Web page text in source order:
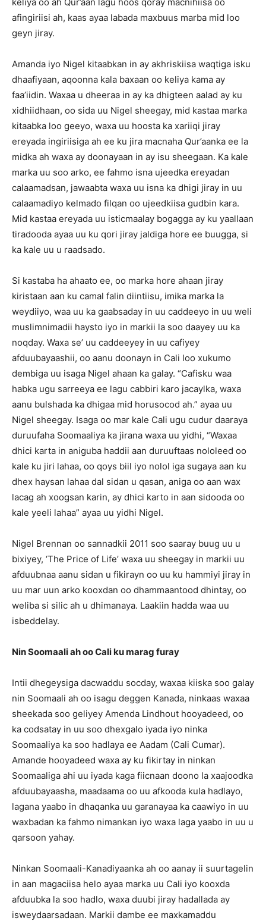
afingiriisi ah, kaas ayaa labada maxbuus marba mid loo
geyn jiray.
Amanda iyo Nigel kitaabkan in ay akhriskiisa waqtiga isku
dhaafiyaan, aqoonna kala baxaan oo keliya kama ay
faa’iidin. Waxaa u dheeraa in ay ka dhigteen aalad ay ku
xidhiidhaan, oo sida uu Nigel sheegay, mid kastaa marka
kitaabka loo geeyo, waxa uu hoosta ka xariiqi jiray
ereyada ingiriisiga ah ee ku jira macnaha Qur’aanka ee la
midka ah waxa ay doonayaan in ay isu sheegaan. Ka kale
marka uu soo arko, ee fahmo isna ujeedka ereyadan
calaamadsan, jawaabta waxa uu isna ka dhigi jiray in uu
calaamadiyo kelmado filqan oo ujeedkiisa gudbin kara.
Mid kastaa ereyada uu isticmaalay bogagga ay ku yaallaan
tiradooda ayaa uu ku qori jiray jaldiga hore ee buugga, si
ka kale uu u raadsado.
Si kastaba ha ahaato ee, oo marka hore ahaan jiray
kiristaan aan ku camal falin diintiisu, imika marka la
weydiiyo, waa uu ka gaabsaday in uu caddeeyo in uu weli
muslimnimadii haysto iyo in markii la soo daayey uu ka
noqday. Waxa se’ uu caddeeyey in uu cafiyey
afduubayaashii, oo aanu doonayn in Cali loo xukumo
dembiga uu isaga Nigel ahaan ka galay. “Cafisku waa
habka ugu sarreeya ee lagu cabbiri karo jacaylka, waxa
aanu bulshada ka dhigaa mid horusocod ah.” ayaa uu
Nigel sheegay. Isaga oo mar kale Cali ugu cudur daaraya
duruufaha Soomaaliya ka jirana waxa uu yidhi, “Waxaa
dhici karta in aniguba haddii aan duruuftaas nololeed oo
kale ku jiri lahaa, oo qoys biil iyo nolol iga sugaya aan ku
dhex haysan lahaa dal sidan u qasan, aniga oo aan wax
lacag ah xoogsan karin, ay dhici karto in aan sidooda oo
kale yeeli lahaa” ayaa uu yidhi Nigel.
Nigel Brennan oo sannadkii 2011 soo saaray buug uu u
bixiyey, ‘The Price of Life’ waxa uu sheegay in markii uu
afduubnaa aanu sidan u fikirayn oo uu ku hammiyi jiray in
uu mar uun arko kooxdan oo dhammaantood dhintay, oo
weliba si silic ah u dhimanaya. Laakiin hadda waa uu
isbeddelay.
Nin Soomaali ah oo Cali ku marag furay
Intii dhegeysiga dacwaddu socday, waxaa kiiska soo galay
nin Soomaali ah oo isagu deggen Kanada, ninkaas waxaa
sheekada soo geliyey Amenda Lindhout hooyadeed, oo
ka codsatay in uu soo dhexgalo iyada iyo ninka
Soomaaliya ka soo hadlaya ee Aadam (Cali Cumar).
Amande hooyadeed waxa ay ku fikirtay in ninkan
Soomaaliga ahi uu iyada kaga fiicnaan doono la xaajoodka
afduubayaasha, maadaama oo uu afkooda kula hadlayo,
lagana yaabo in dhaqanka uu garanayaa ka caawiyo in uu
waxbadan ka fahmo nimankan iyo waxa laga yaabo in uu u
qarsoon yahay.
Ninkan Soomaali-Kanadiyaanka ah oo aanay ii suurtagelin
in aan magaciisa helo ayaa marka uu Cali iyo kooxda
afduubka la soo hadlo, waxa duubi jiray hadallada ay
isweydaarsadaan. Markii dambe ee maxkamaddu